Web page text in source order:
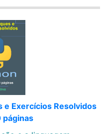
e Exercícios Resolvidos
páginas